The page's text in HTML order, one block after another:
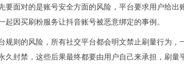
要面对的是账号安全方面的风险，平台要求用户给
起因买刷粉服务让抖音账号被恶意绑定的事例。
规则的风险，所有社交平台都会明文禁止刷量行为
久封禁，这些后果最终都要由用户自己来承担，刷量